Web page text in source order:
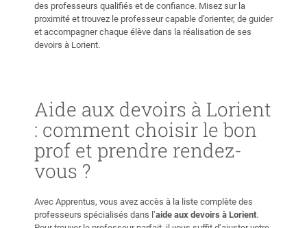
des professeurs qualifiés et de confiance. Misez sur la
proximité et trouvez le professeur capable d’orienter, de guider
et accompagner chaque élève dans la réalisation de ses
devoirs à Lorient.
Aide aux devoirs à Lorient
: comment choisir le bon
prof et prendre rendez-
vous ?
Avec Apprentus, vous avez accès à la liste complète des
professeurs spécialisés dans l’aide aux devoirs à Lorient.